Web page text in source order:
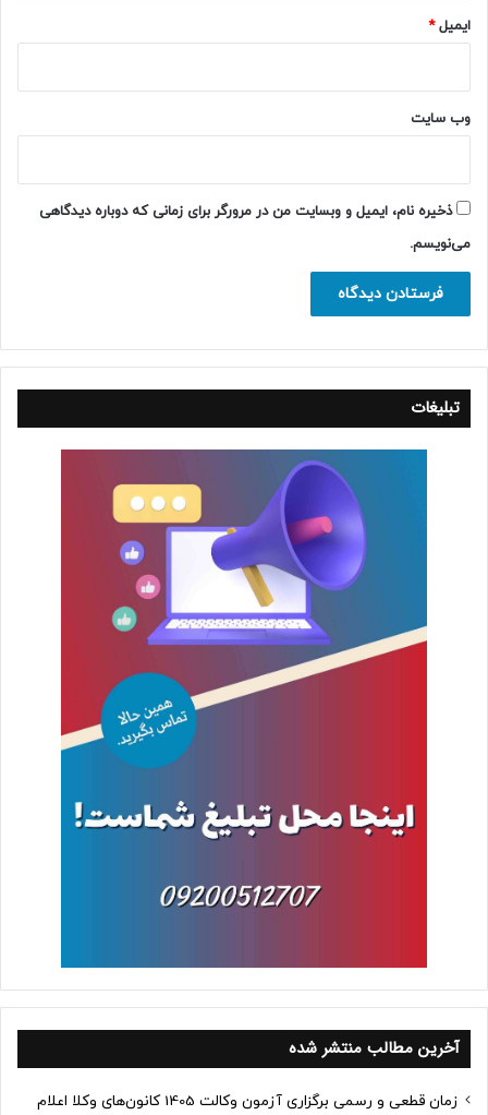
ایمیل*
وب‌ سایت
ذخیره نام، ایمیل و وبسایت من در مرورگر برای زمانی که دوباره دیدگاهی
می‌نویسم.
تبلیغات
آخرین مطالب منتشر شده
زمان قطعی و رسمی برگزاری آزمون وکالت 1405 کانون‌های وکلا اعلام